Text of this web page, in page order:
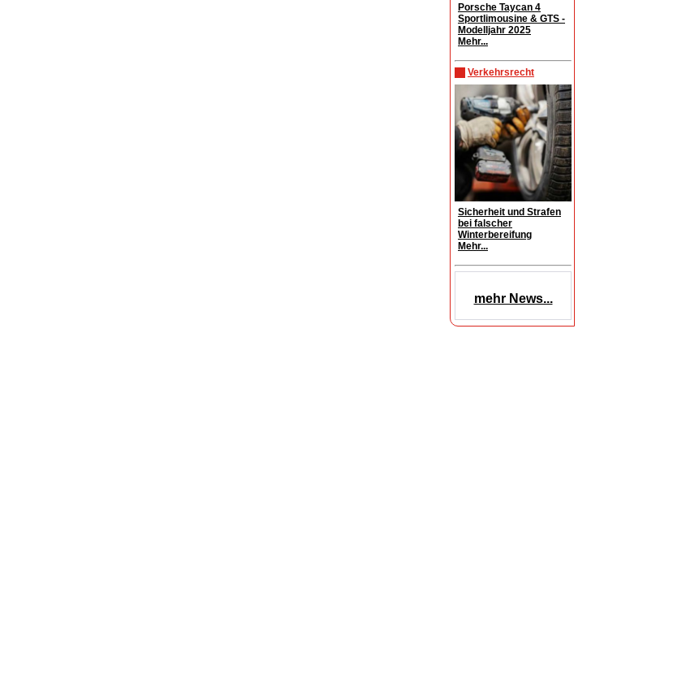
Porsche Taycan 4
Sportlimousine & GTS -
Modelljahr 2025
Mehr...
Verkehrsrecht
Sicherheit und Strafen
bei falscher
Winterbereifung
Mehr...
mehr News...